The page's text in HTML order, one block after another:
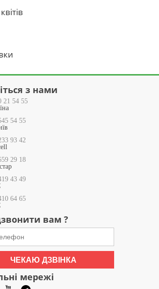
з нами
21 54 55
54 55
93 42
29 18
43 49
64 65
вам ?
ЧЕКАЮ ДЗВІНКА
мережі